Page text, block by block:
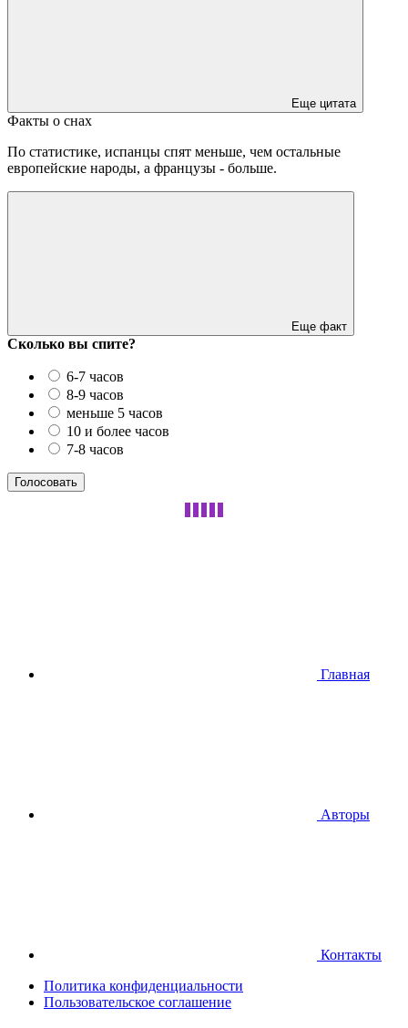
Еще цитата
Факты о снах
По статистике, испанцы спят меньше, чем остальные
европейские народы, а французы - больше.
Еще факт
Сколько вы спите?
6-7 часов
8-9 часов
меньше 5 часов
10 и более часов
7-8 часов
Главная
Авторы
Контакты
Политика конфиденциальности
Пользовательское соглашение